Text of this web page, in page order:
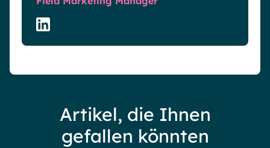
Artikel, die Ihnen
gefallen könnten